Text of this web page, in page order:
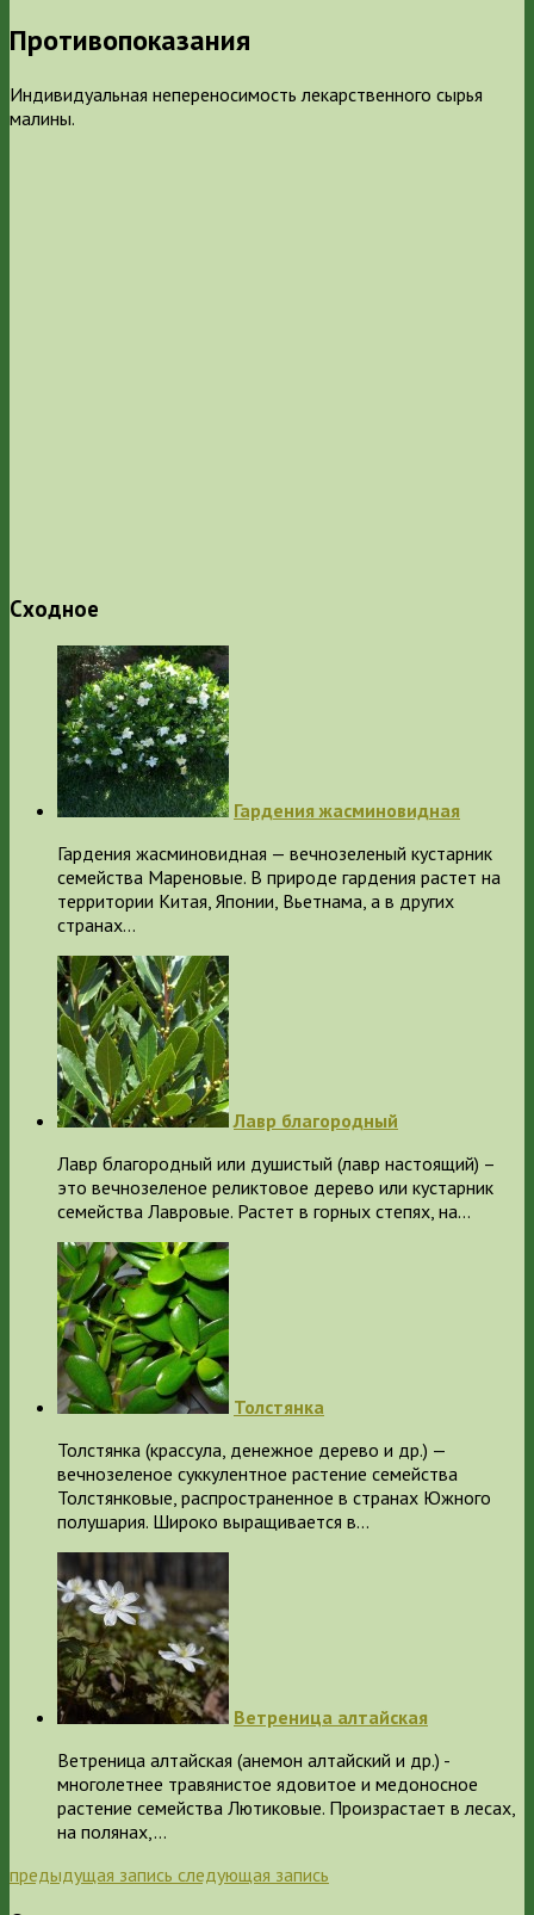
Противопоказания
Индивидуальная непереносимость лекарственного сырья
малины.
Сходное
Гардения жасминовидная
Гардения жасминовидная — вечнозеленый кустарник
семейства Мареновые. В природе гардения растет на
территории Китая, Японии, Вьетнама, а в других
странах…
Лавр благородный
Лавр благородный или душистый (лавр настоящий) –
это вечнозеленое реликтовое дерево или кустарник
семейства Лавровые. Растет в горных степях, на…
Толстянка
Толстянка (крассула, денежное дерево и др.) —
вечнозеленое суккулентное растение семейства
Толстянковые, распространенное в странах Южного
полушария. Широко выращивается в…
Ветреница алтайская
Ветреница алтайская (анемон алтайский и др.) -
многолетнее травянистое ядовитое и медоносное
растение семейства Лютиковые. Произрастает в лесах,
на полянах,…
предыдущая запись следующая запись